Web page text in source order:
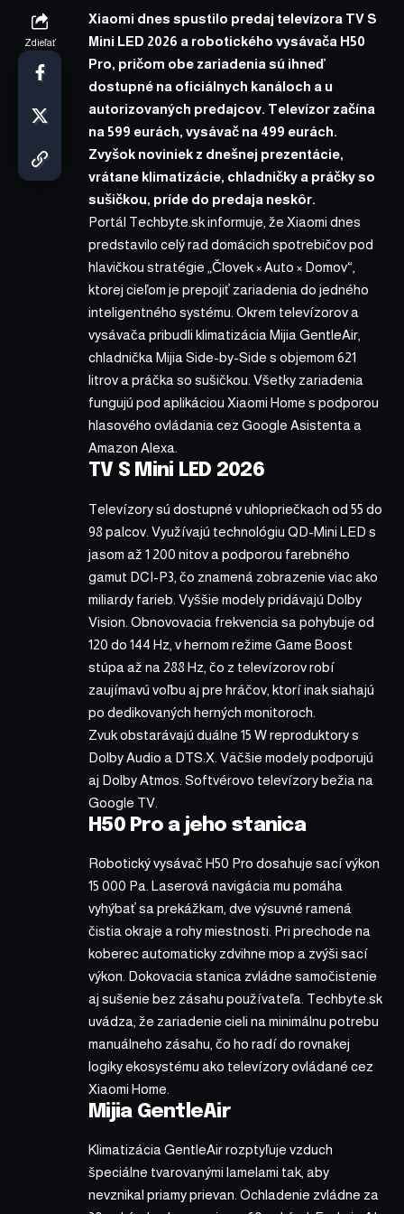
Zdieľať
Xiaomi dnes spustilo predaj televízora TV S
Mini LED 2026 a robotického vysávača H50
Pro, pričom obe zariadenia sú ihneď
dostupné na oficiálnych kanáloch a u
autorizovaných predajcov. Televízor začína
na 599 eurách, vysávač na 499 eurách.
Zvyšok noviniek z dnešnej prezentácie,
vrátane klimatizácie, chladničky a práčky so
sušičkou, príde do predaja neskôr.
Portál Techbyte.sk informuje, že Xiaomi dnes
predstavilo celý rad domácich spotrebičov pod
hlavičkou stratégie „Človek × Auto × Domov“,
ktorej cieľom je prepojiť zariadenia do jedného
inteligentného systému. Okrem televízorov a
vysávača pribudli klimatizácia Mijia GentleAir,
chladnička Mijia Side-by-Side s objemom 621
litrov a práčka so sušičkou. Všetky zariadenia
fungujú pod aplikáciou Xiaomi Home s podporou
hlasového ovládania cez Google Asistenta a
Amazon Alexa.
TV S Mini LED 2026
Televízory sú dostupné v uhlopriečkach od 55 do
98 palcov. Využívajú technológiu QD-Mini LED s
jasom až 1 200 nitov a podporou farebného
gamut DCI-P3, čo znamená zobrazenie viac ako
miliardy farieb. Vyššie modely pridávajú Dolby
Vision. Obnovovacia frekvencia sa pohybuje od
120 do 144 Hz, v hernom režime Game Boost
stúpa až na 288 Hz, čo z televízorov robí
zaujímavú voľbu aj pre hráčov, ktorí inak siahajú
po dedikovaných herných monitoroch.
Zvuk obstarávajú duálne 15 W reproduktory s
Dolby Audio a DTS:X. Väčšie modely podporujú
aj Dolby Atmos. Softvérovo televízory bežia na
Google TV.
H50 Pro a jeho stanica
Robotický vysávač H50 Pro dosahuje sací výkon
15 000 Pa. Laserová navigácia mu pomáha
vyhýbať sa prekážkam, dve výsuvné ramená
čistia okraje a rohy miestnosti. Pri prechode na
koberec automaticky zdvihne mop a zvýši sací
výkon. Dokovacia stanica zvládne samočistenie
aj sušenie bez zásahu používateľa. Techbyte.sk
uvádza, že zariadenie cieli na minimálnu potrebu
manuálneho zásahu, čo ho radí do rovnakej
logiky ekosystému ako televízory ovládané cez
Xiaomi Home.
Mijia GentleAir
Klimatizácia GentleAir rozptyľuje vzduch
špeciálne tvarovanými lamelami tak, aby
nevznikal priamy prievan. Ochladenie zvládne za